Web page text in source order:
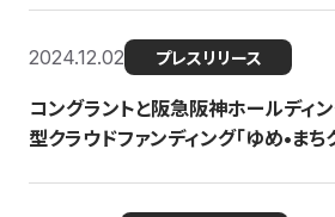
2024.12.02 プレスリリース
コングラントと阪急阪神ホールディ
型クラウドファンディング「ゆめ•ま